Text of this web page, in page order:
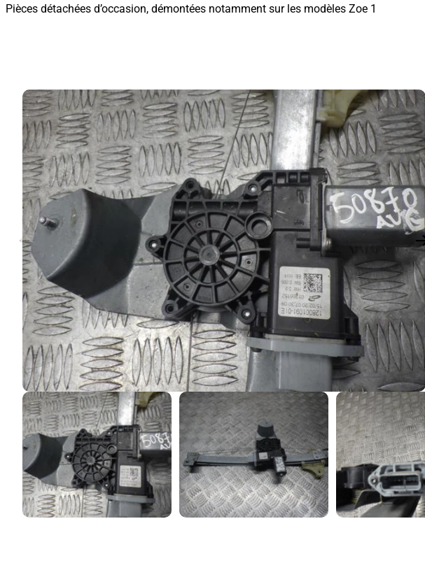
Pièces détachées d’occasion, démontées notamment sur les modèles Zoe 1